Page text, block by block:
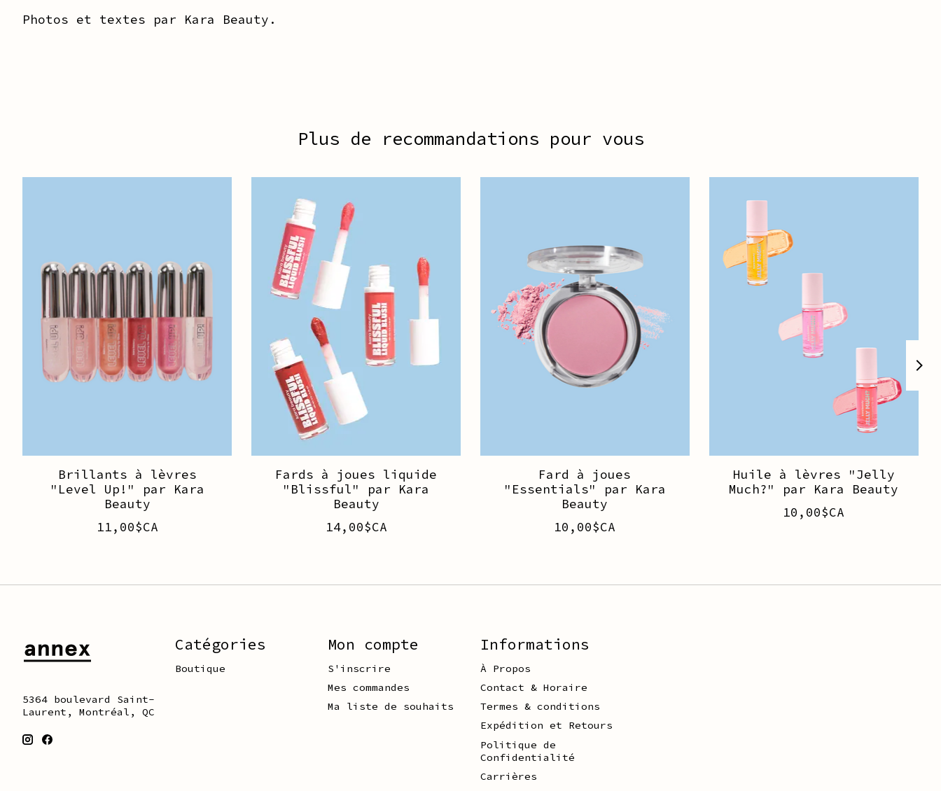
Photos et textes par Kara Beauty.
Plus de recommandations pour vous
Brillants à lèvres
"Level Up!" par Kara
Beauty
11,00$CA
Fards à joues liquide
"Blissful" par Kara
Beauty
14,00$CA
Fard à joues
"Essentials" par Kara
Beauty
10,00$CA
Huile à lèvres "Jelly
Much?" par Kara Beauty
10,00$CA
5364 boulevard Saint-
Laurent, Montréal, QC
Catégories
Boutique
Mon compte
S'inscrire
Mes commandes
Ma liste de souhaits
Informations
À Propos
Contact & Horaire
Termes & conditions
Expédition et Retours
Politique de
Confidentialité
Carrières